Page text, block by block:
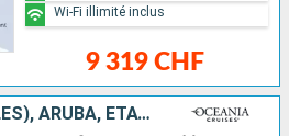
9 319 CHF
Wi-Fi illimité inclus
MEXIQUE, CAÏMANS (ÎLES), ARUBA, ÉTATS-UNIS, BELIZE, HONDURAS, RÉPUBLIQUE DOMINICAINE, SAINT VINCENT-ET-LES-GRENADINES, SAINTE-LUCIE, BONAIRE, ANTIGUA-ET-BARBUDA